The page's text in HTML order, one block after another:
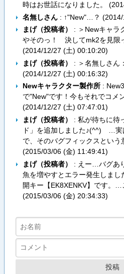
時はお世話になりました。 (
名無しさん: ↑"New"…？ (
まげ（投稿者）
: ＞Newキャラ
やそのっ！ 決してmk2を見限
(2014/12/27 (土) 00:10:20)
まげ（投稿者）
: ＞名無しさん
(2014/12/27 (土) 00:16:32)
Newキャラクター製作所:
で"New"です！今もそれでコメ
(2014/12/27 (土) 07:47:01)
まげ（投稿者）
: 私が待ちに待
ド」を追加しました♪(^^) …実
で、そのバグフィックスという
(2015/03/06 (金) 11:49:41)
まげ（投稿者）
: えー…バグあ
魚を増やすとエラー発生しま
開キー【EK8XENKV】です。…
(2015/03/06 (金) 20:34:33)